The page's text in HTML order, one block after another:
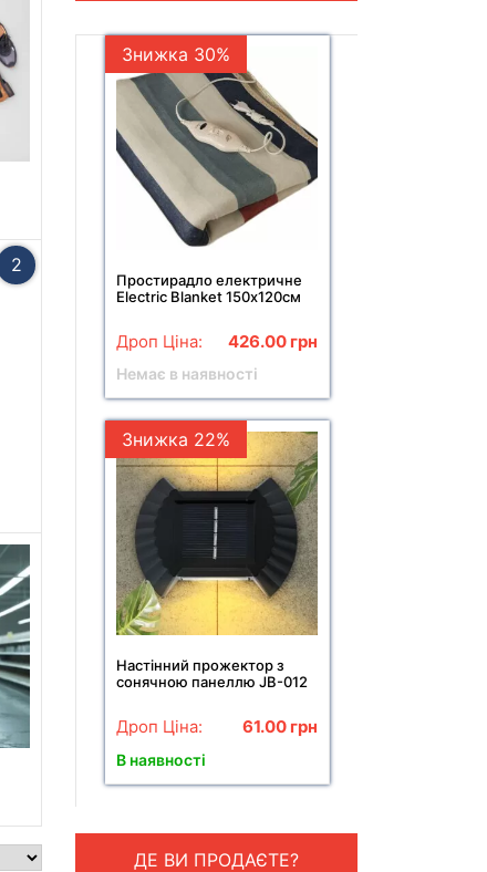
2
Знижка 30%
Простирадло електричне
Electric Blanket 150х120см
Дроп Ціна: 426.00 грн
Немає в наявності
Знижка 22%
Настінний прожектор з
сонячною панеллю JB-012
Дроп Ціна: 61.00 грн
В наявності
ДЕ ВИ ПРОДАЄТЕ?